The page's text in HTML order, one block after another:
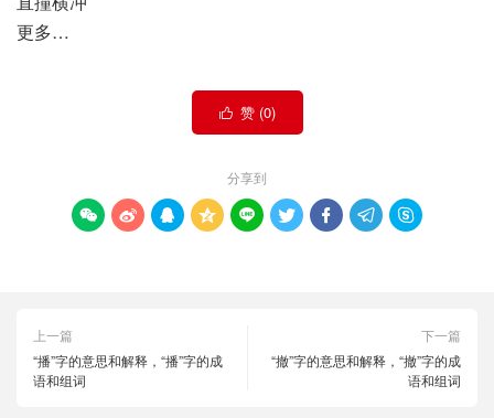
更多…
 赞 (0)
分享到
        
上一篇
“播”字的意思和解释，“播”字的成
语和组词
下一篇
“撤”字的意思和解释，“撤”字的成
语和组词